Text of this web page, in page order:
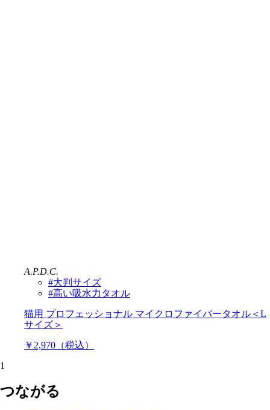
A.P.D.C.
#大判サイズ
#高い吸水力タオル
猫用 プロフェッショナル マイクロファイバータオル＜L
サイズ＞
￥2,970（税込）
1
つながる